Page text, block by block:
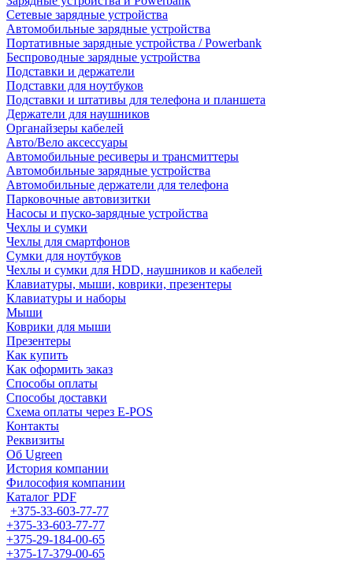
Сетевые зарядные устройства
Автомобильные зарядные устройства
Портативные зарядные устройства / Powerbank
Беспроводные зарядные устройства
Подставки и держатели
Подставки для ноутбуков
Подставки и штативы для телефона и планшета
Держатели для наушников
Органайзеры кабелей
Авто/Вело аксессуары
Автомобильные ресиверы и трансмиттеры
Автомобильные зарядные устройства
Автомобильные держатели для телефона
Парковочные автовизитки
Насосы и пуско-зарядные устройства
Чехлы и сумки
Чехлы для смартфонов
Сумки для ноутбуков
Чехлы и сумки для HDD, наушников и кабелей
Клавиатуры, мыши, коврики, презентеры
Клавиатуры и наборы
Мыши
Коврики для мыши
Презентеры
Как купить
Как оформить заказ
Способы оплаты
Способы доставки
Схема оплаты через E-POS
Контакты
Реквизиты
Об Ugreen
История компании
Философия компании
Каталог PDF
+375-33-603-77-77
+375-33-603-77-77
+375-29-184-00-65
+375-17-379-00-65